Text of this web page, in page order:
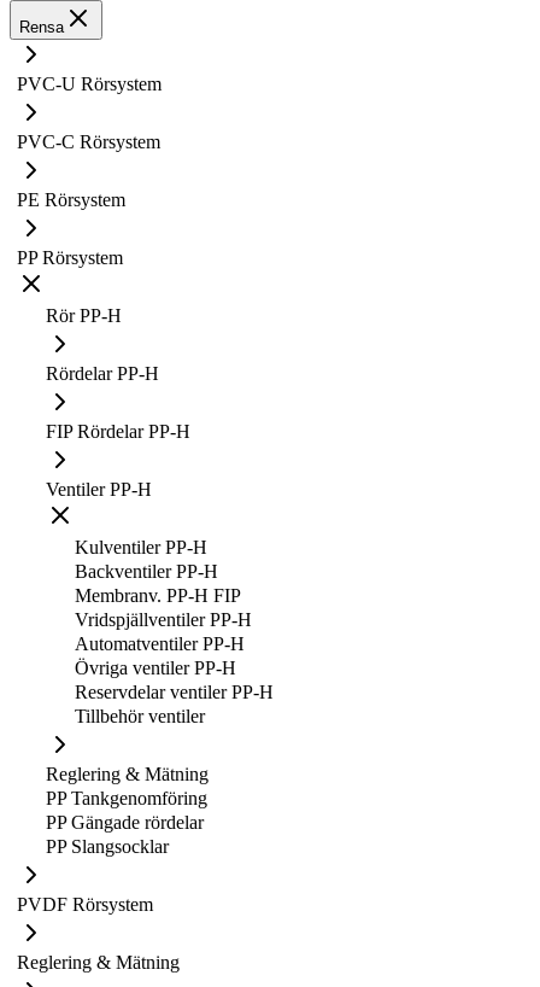
Rensa
PVC-U Rörsystem
PVC-C Rörsystem
PE Rörsystem
PP Rörsystem
Rör PP-H
Rördelar PP-H
FIP Rördelar PP-H
Ventiler PP-H
Kulventiler PP-H
Backventiler PP-H
Membranv. PP-H FIP
Vridspjällventiler PP-H
Automatventiler PP-H
Övriga ventiler PP-H
Reservdelar ventiler PP-H
Tillbehör ventiler
Reglering & Mätning
PP Tankgenomföring
PP Gängade rördelar
PP Slangsocklar
PVDF Rörsystem
Reglering & Mätning